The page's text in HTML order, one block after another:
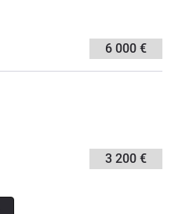
6 000 €
3 200 €